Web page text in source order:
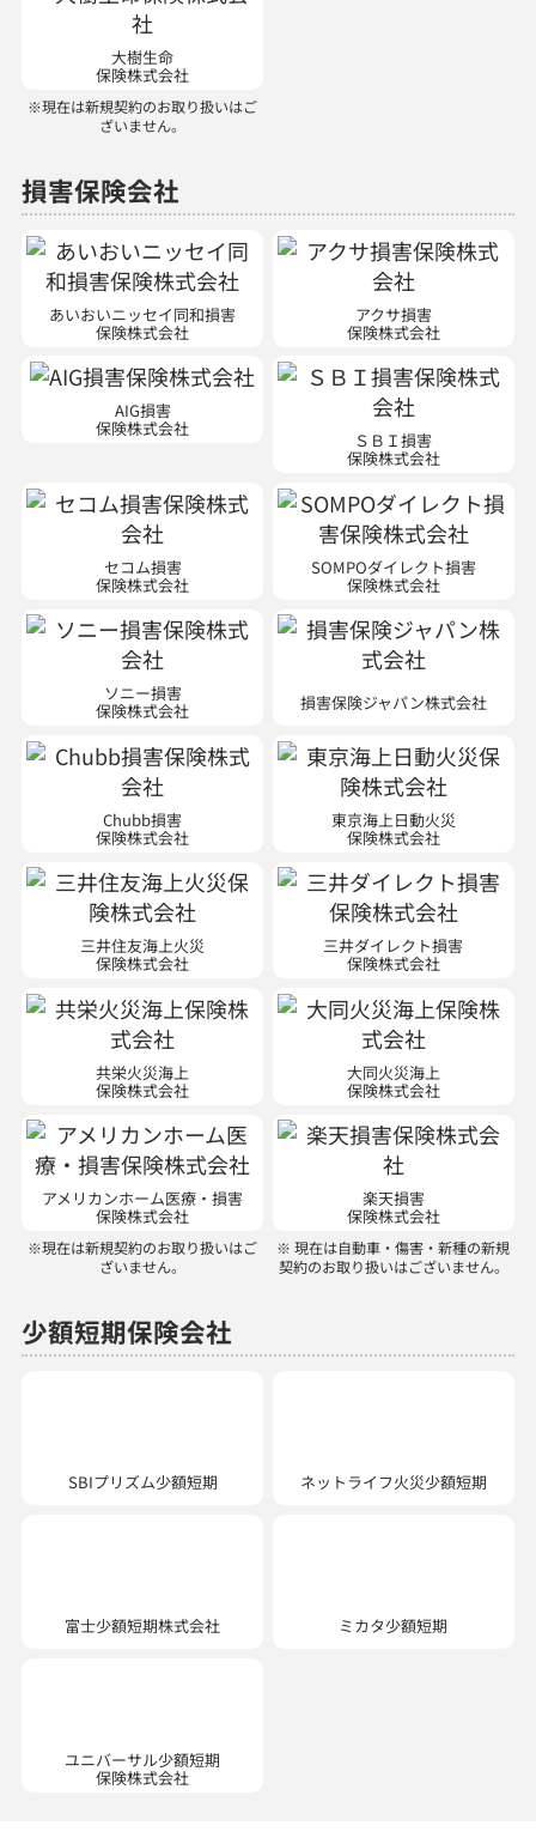
大樹生命
保険株式会社
※現在は新規契約のお取り扱いはご
ざいません。
損害保険会社
あいおいニッセイ同和損害
保険株式会社
アクサ損害
保険株式会社
AIG損害
保険株式会社
ＳＢＩ損害
保険株式会社
セコム損害
保険株式会社
SOMPOダイレクト損害
保険株式会社
ソニー損害
保険株式会社 損害保険ジャパン株式会社
Chubb損害
保険株式会社
東京海上日動火災
保険株式会社
三井住友海上火災
保険株式会社
三井ダイレクト損害
保険株式会社
共栄火災海上
保険株式会社
大同火災海上
保険株式会社
アメリカンホーム医療・損害
保険株式会社
※現在は新規契約のお取り扱いはご
ざいません。
楽天損害
保険株式会社
※ 現在は自動車・傷害・新種の新規
契約のお取り扱いはございません。
少額短期保険会社